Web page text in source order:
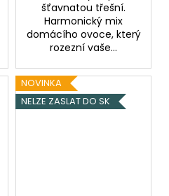
šťavnatou třešní.
Harmonický mix
domácího ovoce, který
rozezní vaše...
NOVINKA
NELZE ZASLAT DO SK